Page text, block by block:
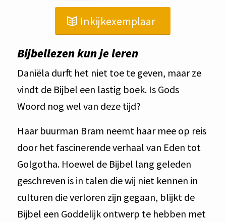
Inkijkexemplaar
Bijbellezen kun je leren
Daniëla durft het niet toe te geven, maar ze
vindt de Bijbel een lastig boek. Is Gods
Woord nog wel van deze tijd?
Haar buurman Bram neemt haar mee op reis
door het fascinerende verhaal van Eden tot
Golgotha. Hoewel de Bijbel lang geleden
geschreven is in talen die wij niet kennen in
culturen die verloren zijn gegaan, blijkt de
Bijbel een Goddelijk ontwerp te hebben met